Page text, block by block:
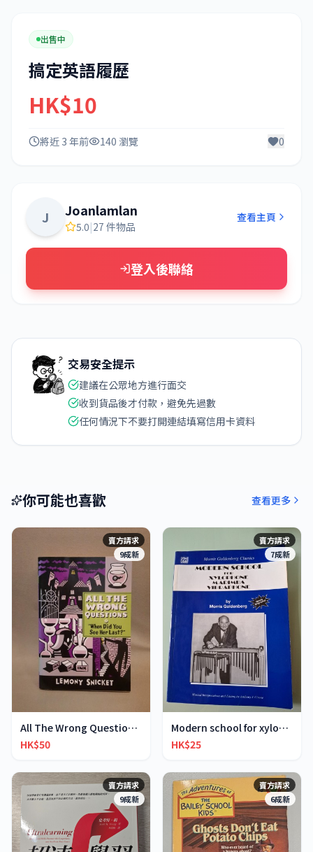
出售中
搞定英語履歷
HK$10
將近 3 年前 140 瀏覽 0
J Joanlamlan
5.0|27 件物品
查看主頁
登入後聯絡
交易安全提示
建議在公眾地方進行面交
收到貨品後才付款，避免先過數
任何情況下不要打開連結填寫信用卡資料
你可能也喜歡 查看更多
賣方請求
9成新
All The Wrong Questions 2: "When Did You See Her L
HK$50
賣方請求
7成新
Modern school for xylophone marimba vibraphone
HK$25
賣方請求
9成新
賣方請求
6成新